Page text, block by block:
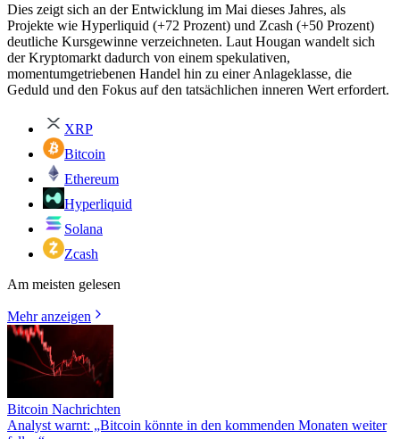
Dies zeigt sich an der Entwicklung im Mai dieses Jahres, als
Projekte wie Hyperliquid (+72 Prozent) und Zcash (+50 Prozent)
deutliche Kursgewinne verzeichneten. Laut Hougan wandelt sich
der Kryptomarkt dadurch von einem spekulativen,
momentumgetriebenen Handel hin zu einer Anlageklasse, die
Geduld und den Fokus auf den tatsächlichen inneren Wert erfordert.
XRP
Bitcoin
Ethereum
Hyperliquid
Solana
Zcash
Am meisten gelesen
Mehr anzeigen
Bitcoin Nachrichten
Analyst warnt: „Bitcoin könnte in den kommenden Monaten weiter